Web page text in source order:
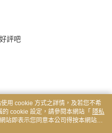
評吧
用 cookie 方式之詳情，及若您不希
cookie 設定，請參閱本網站「 隱私
站即表示您同意本公司得按本網站使